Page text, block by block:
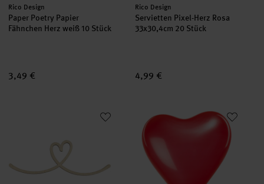
Hersteller:
Rico Design
Paper Poetry Papier
Fähnchen Herz weiß 10 Stück
3,49 €
Hersteller:
Rico Design
Servietten Pixel-Herz Rosa
33x30,4cm 20 Stück
4,99 €
Holzschriftzug magnetisch "Herz" 29x11cmLuftballon Herz rot 30cm 12